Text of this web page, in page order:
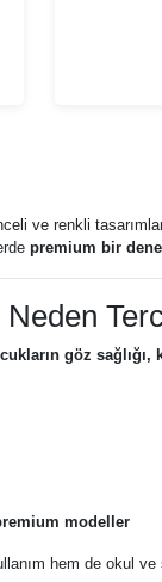
ve renkli
premium bir
göz
modeller
hem de okul